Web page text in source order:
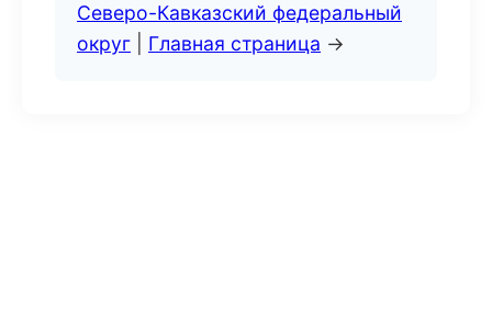
Северо-Кавказский федеральный
округ
Главная страница →